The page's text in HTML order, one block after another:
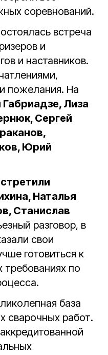
соревнований.
встреча
и
и наставников.
пожелания. На
Лиза
Сергей
Юрий
Наталья
Станислав
разговор, в
свои
готовиться к
требованиях по
база
сварочных работ.